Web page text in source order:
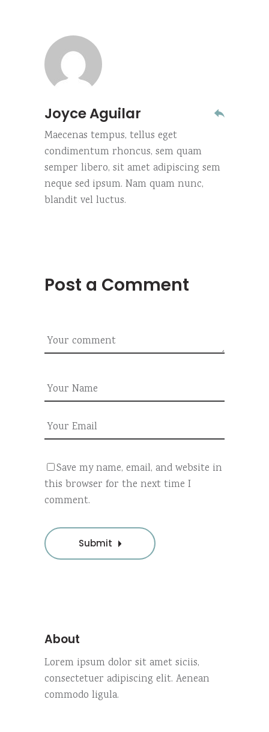
Joyce Aguilar
Maecenas tempus, tellus eget
condimentum rhoncus, sem quam
semper libero, sit amet adipiscing sem
neque sed ipsum. Nam quam nunc,
blandit vel luctus.
Post a Comment
Save my name, email, and website in
this browser for the next time I
comment.
Submit
About
Lorem ipsum dolor sit amet siciis,
consectetuer adipiscing elit. Aenean
commodo ligula.